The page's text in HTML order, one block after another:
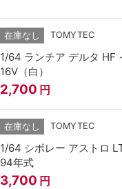
在庫なし TOMYTEC
1/64 ランチア デルタ HF
16V（白）
2,700 円
在庫なし TOMYTEC
1/64 シボレー アストロ
94年式
3,700 円